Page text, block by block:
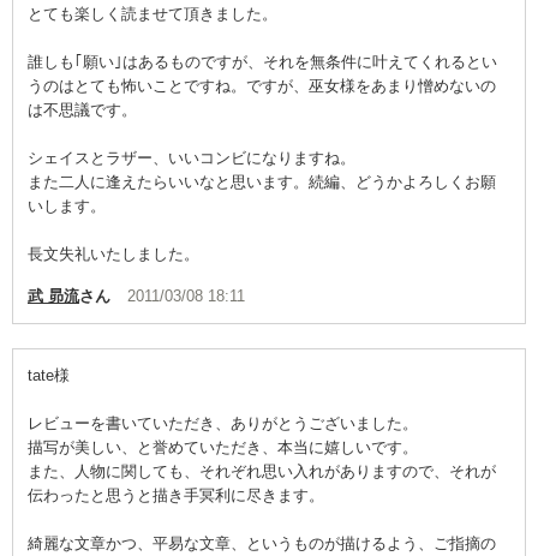
とても楽しく読ませて頂きました。
誰しも｢願い｣はあるものですが、それを無条件に叶えてくれるとい
うのはとても怖いことですね。ですが、巫女様をあまり憎めないの
は不思議です。
シェイスとラザー、いいコンビになりますね。
また二人に逢えたらいいなと思います。続編、どうかよろしくお願
いします。
長文失礼いたしました。
武 昴流さん 2011/03/08 18:11
tate様
レビューを書いていただき、ありがとうございました。
描写が美しい、と誉めていただき、本当に嬉しいです。
また、人物に関しても、それぞれ思い入れがありますので、それが
伝わったと思うと描き手冥利に尽きます。
綺麗な文章かつ、平易な文章、というものが描けるよう、ご指摘の